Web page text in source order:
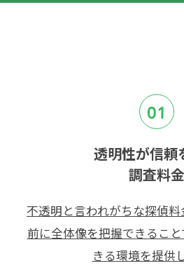
01
透明性が信頼
調査料金
不透明と言われがちな探偵
前に全体像を把握できるこ
きる環境を提供